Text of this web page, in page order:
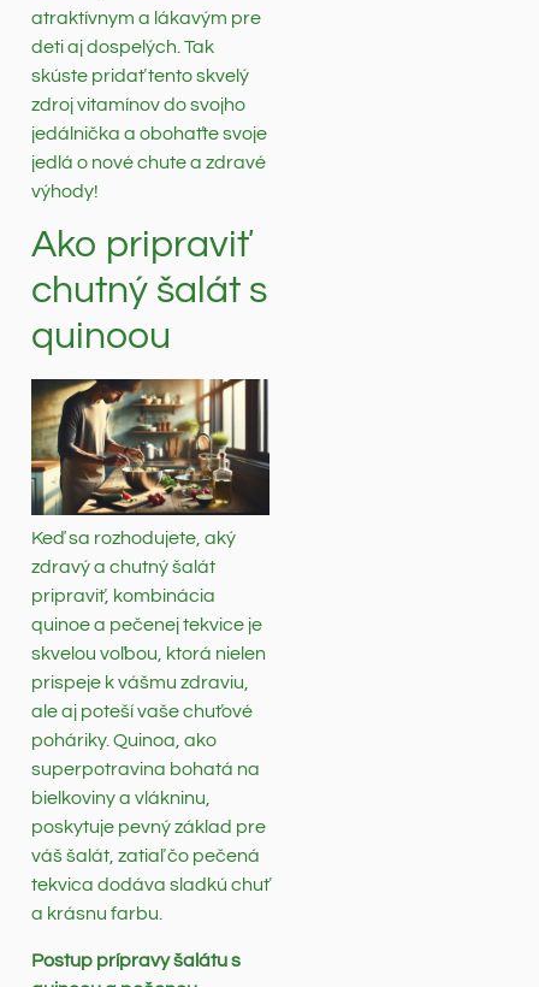
atraktívnym a lákavým pre
deti aj dospelých. Tak
skúste pridať tento skvelý
zdroj vitamínov do svojho
jedálnička a obohaťte svoje
jedlá o nové chute a zdravé
výhody!
Ako pripraviť
chutný šalát s
quinoou
Keď sa rozhodujete, aký
zdravý a chutný šalát
pripraviť, kombinácia
quinoe a pečenej tekvice je
skvelou voľbou, ktorá nielen
prispeje k vášmu zdraviu,
ale aj poteší vaše chuťové
poháriky. Quinoa, ako
superpotravina bohatá na
bielkoviny a vlákninu,
poskytuje pevný základ pre
váš šalát, zatiaľ čo pečená
tekvica dodáva sladkú chuť
a krásnu farbu.
Postup prípravy šalátu s